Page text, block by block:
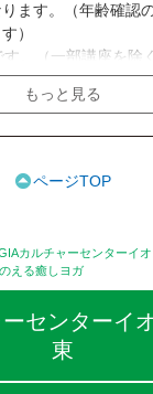
ます。（年齢確認
）
。（一部講座を除く
１講座につき月額
座では別途傷害保
。
い場合、体験や講
いては、ご入会時
もっと見る
ページTOP
カルチャーセンターイ
える癒しヨガ
センターイ
東